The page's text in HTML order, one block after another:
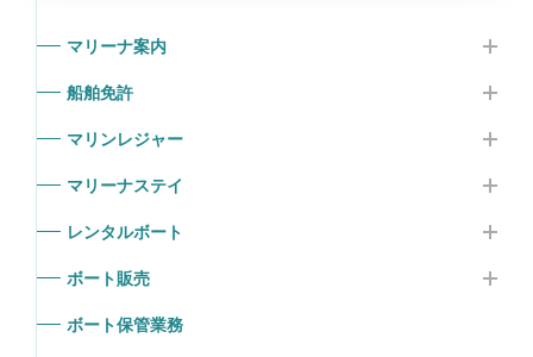
マリーナ案内
船舶免許
マリンレジャー
マリーナステイ
レンタルボート
ボート販売
ボート保管業務